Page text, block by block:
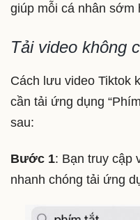
giúp mỗi cá nhân sớm
Tải video không
Cách lưu video Tiktok
cần tải ứng dụng
sau:
Bước 1: Bạn truy cập
nhanh chóng tải ứng